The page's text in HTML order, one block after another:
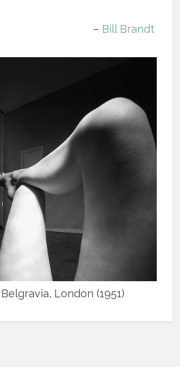
– Bill Brandt
London (1951)